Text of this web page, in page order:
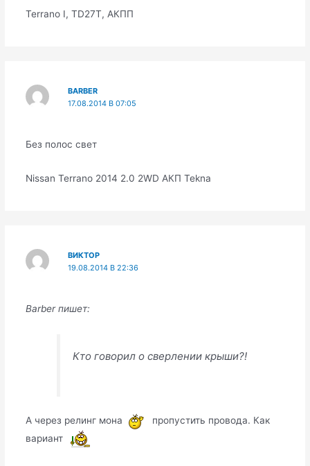
Terrano I, TD27T, АКПП
BARBER
17.08.2014 В 07:05
Без полос свет
Nissan Terrano 2014 2.0 2WD АКП Tekna
ВИКТОР
19.08.2014 В 22:36
Barber пишет:
Кто говорил о сверлении крыши?!
А через релинг мона
пропустить провода. Как
вариант